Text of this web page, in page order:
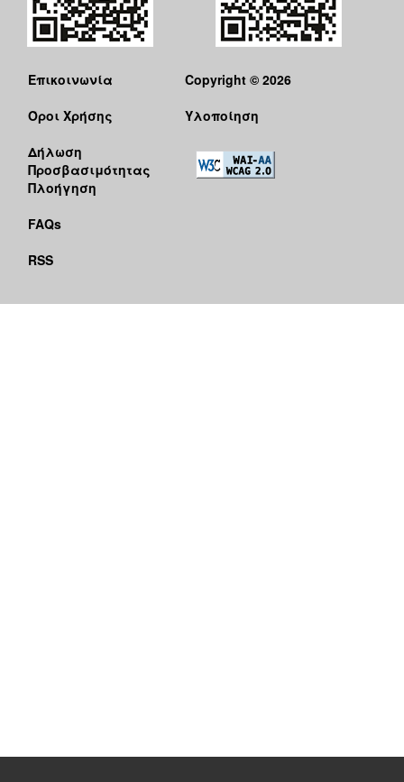
Επικοινωνία
Όροι Χρήσης
Δήλωση
Προσβασιμότητας
Πλοήγηση
FAQs
RSS
Copyright © 2026
Υλοποίηση